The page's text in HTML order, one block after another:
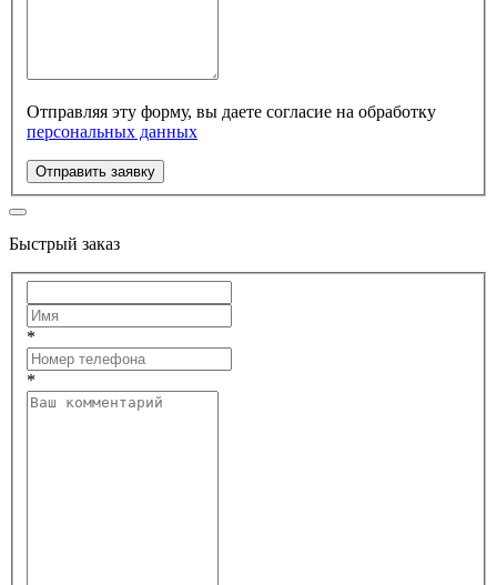
Отправляя эту форму, вы даете согласие на обработку
персональных данных
Отправить заявку
Быстрый заказ
*
*